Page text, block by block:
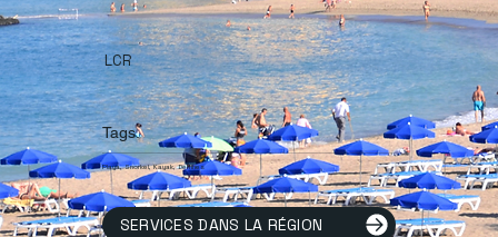
LCR
Tags.
Playa, Snorkel, Kayak, Delfines
SERVICES DANS LA RÉGION